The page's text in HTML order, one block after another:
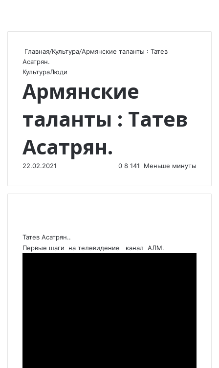
Главная/Культура/Армянские таланты : Татев
Асатрян.
КультураЛюди
Армянские
таланты : Татев
Асатрян.
22.02.2021 0 8 141 Меньше минуты
Татев Асатрян..
Первые шаги на телевидение канал АЛМ.